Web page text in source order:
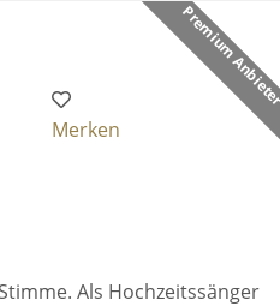
Premium Anbieter
Merken
Als Hochzeitssänger